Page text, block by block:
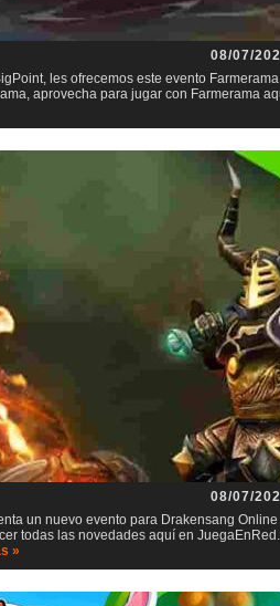
08/07/
les ofrecemos este evento
aprovecha para jugar con Farmerama
08/07/
un nuevo evento para Drakensang Online
todas las novedades aquí en
»